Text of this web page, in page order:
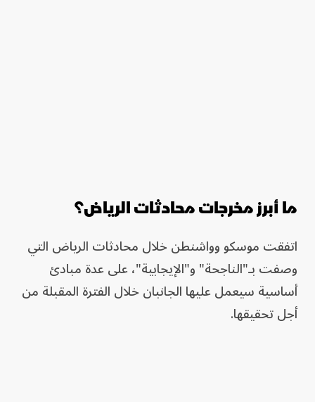
ما أبرز مخرجات محادثات الرياض؟
اتفقت موسكو وواشنطن خلال محادثات الرياض التي
وصفت بـ"الناجحة" و"الإيجابية"، على عدة مبادئ
أساسية سيعمل عليها الجانبان خلال الفترة المقبلة من
أجل تحقيقها.